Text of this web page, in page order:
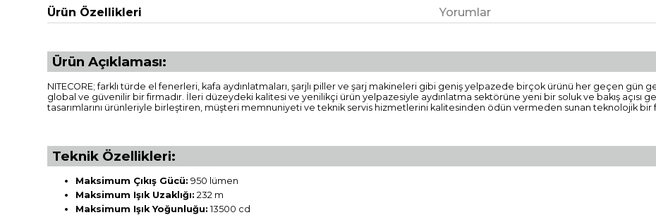
Ürün Özellikleri Yorumlar
Ürün Açıklaması:
NITECORE; farklı türde el fenerleri, kafa aydınlatmaları, şarjlı piller ve şarj makineleri gibi geniş yelpazede birçok ürünü her geçen gün
global ve güvenilir bir firmadır. İleri düzeydeki kalitesi ve yenilikçi ürün yelpazesiyle aydınlatma sektörüne yeni bir soluk ve bakış açısı
tasarımlarını ürünleriyle birleştiren, müşteri memnuniyeti ve teknik servis hizmetlerini kalitesinden ödün vermeden sunan teknolojik bir
Teknik Özellikleri:
Maksimum Çıkış Gücü: 950 lümen
Maksimum Işık Uzaklığı: 232 m
Maksimum Işık Yoğunluğu: 13500 cd